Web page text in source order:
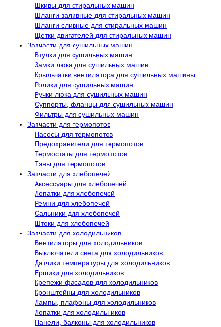
Шкивы для стиральных машин
Шланги заливные для стиральных машин
Шланги сливные для стиральных машин
Щетки двигателей для стиральных машин
Запчасти для сушильных машин
Втулки для сушильных машин
Замки люка для сушильных машин
Крыльчатки вентилятора для сушильных машины
Ролики для сушильных машин
Ручки люка для сушильных машин
Суппорты, фланцы для сушильных машин
Фильтры для сушильных машин
Запчасти для термопотов
Насосы для термопотов
Предохранители для термопотов
Термостаты для термопотов
Тэны для термопотов
Запчасти для хлебопечей
Аксессуары для хлебопечей
Лопатки для хлебопечей
Ремни для хлебопечей
Сальники для хлебопечей
Штоки для хлебопечей
Запчасти для холодильников
Вентиляторы для холодильников
Выключатели света для холодильников
Датчики температуры для холодильников
Ершики для холодильников
Крепежи фасадов для холодильников
Кронштейны для холодильников
Лампы, плафоны для холодильников
Лопатки для холодильников
Панели, балконы для холодильников